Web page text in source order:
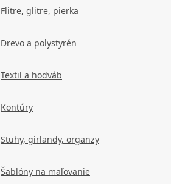
Flitre, glitre, pierka
Drevo a polystyrén
Textil a hodváb
Kontúry
Stuhy, girlandy, organzy
Šablóny na maľovanie